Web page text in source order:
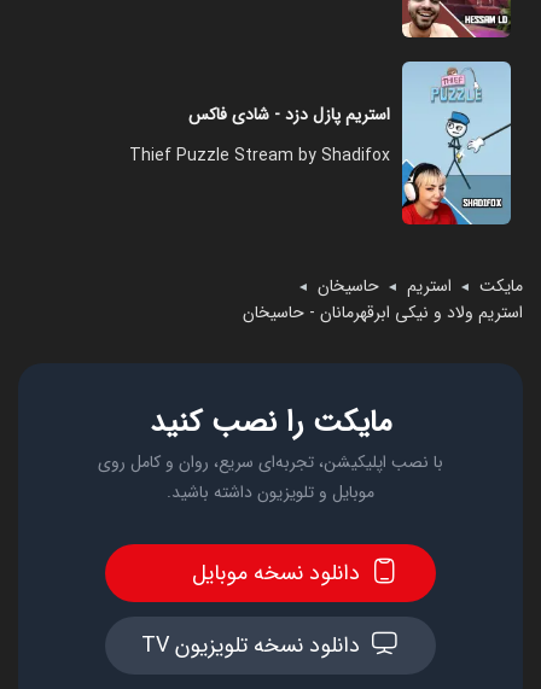
استریم پازل دزد - شادی فاکس
Thief Puzzle Stream by Shadifox
مایکت ◄ استریم ◄ حاسیخان ◄
استریم ولاد و نیکی ابرقهرمانان - حاسیخان
مایکت را نصب کنید
با نصب اپلیکیشن، تجربه‌ای سریع، روان و کامل روی
موبایل و تلویزیون داشته باشید.
دانلود نسخه موبایل
دانلود نسخه تلویزیون TV